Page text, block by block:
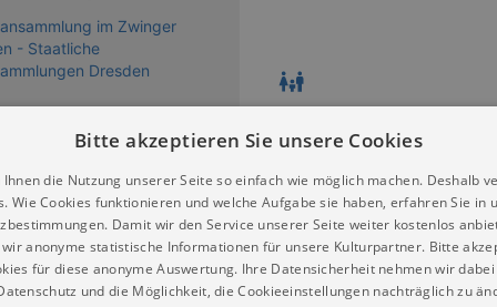
im Zwinger
- Staatliche
Dresden
im
Dresden
im Residenzschloß
Bitte akzeptieren Sie unsere Cookies
die Nutzung unserer Seite so einfach wie möglich machen. Deshalb
Wie Cookies funktionieren und welche Aufgabe sie haben, erfahren Sie in
Damit wir den Service unserer Seite weiter kostenlos
anonyme statistische Informationen für unsere Kulturpartner. Bitte
für diese anonyme Auswertung. Ihre Datensicherheit nehmen wir
und die Möglichkeit, die Cookieeinstellungen nachträglich zu